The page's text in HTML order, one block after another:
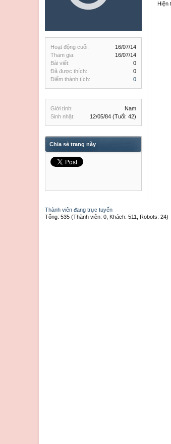
Hoạt động cuối:
16/07/14
Tham gia:
16/07/14
Bài viết:
0
Đã được thích:
0
Điểm thành tích:
0
Giới tính:
Nam
Sinh nhật:
12/05/84 (Tuổi: 42)
Chia sẻ trang này
Hiện
Thành viên đang trực tuyến
Tổng: 535 (Thành viên: 0, Khách: 511, Robots: 24)